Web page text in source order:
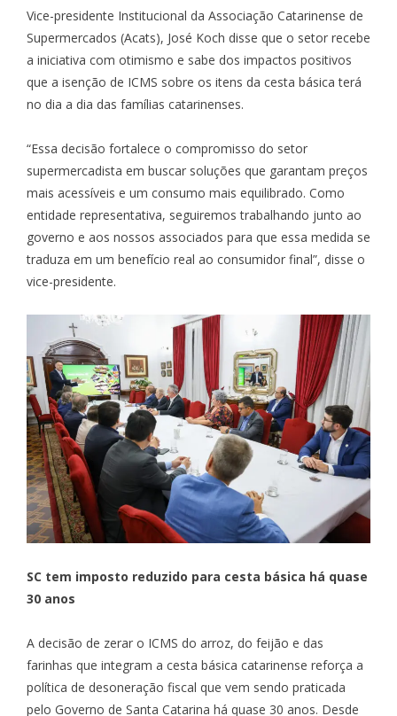
Vice-presidente Institucional da Associação Catarinense de
Supermercados (Acats), José Koch disse que o setor recebe
a iniciativa com otimismo e sabe dos impactos positivos
que a isenção de ICMS sobre os itens da cesta básica terá
no dia a dia das famílias catarinenses.
“Essa decisão fortalece o compromisso do setor
supermercadista em buscar soluções que garantam preços
mais acessíveis e um consumo mais equilibrado. Como
entidade representativa, seguiremos trabalhando junto ao
governo e aos nossos associados para que essa medida se
traduza em um benefício real ao consumidor final”, disse o
vice-presidente.
SC tem imposto reduzido para cesta básica há quase
30 anos
A decisão de zerar o ICMS do arroz, do feijão e das
farinhas que integram a cesta básica catarinense reforça a
política de desoneração fiscal que vem sendo praticada
pelo Governo de Santa Catarina há quase 30 anos. Desde